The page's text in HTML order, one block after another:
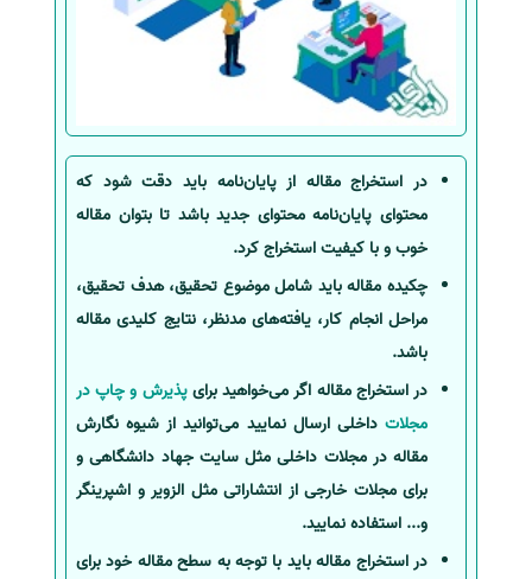
در استخراج مقاله از پایان‌نامه باید دقت شود که
محتوای پایان‌نامه محتوای جدید باشد تا بتوان مقاله
خوب و با کیفیت استخراج کرد.
چکیده مقاله باید شامل موضوع تحقیق، هدف تحقیق،
مراحل انجام کار، یافته‌های مدنظر، نتایج کلیدی مقاله
باشد.
در استخراج مقاله اگر می‌خواهید برایپذیرش و چاپ در
مجلات داخلی ارسال نمایید می‌توانید از شیوه نگارش
مقاله در مجلات داخلی مثل سایت جهاد دانشگاهی و
برای مجلات خارجی از انتشاراتی مثل الزویر و اشپرینگر
و... استفاده نمایید.
در استخراج مقاله باید با توجه به سطح مقاله خود برای